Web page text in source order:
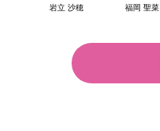
岩立 沙穂 福岡 聖菜